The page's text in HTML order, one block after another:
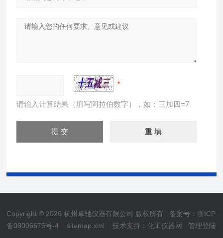
请输入计算结果（填写阿拉伯数字），如：三加四=7
Copyright © 2026 杭州卓驰仪器有限公司 版权所有 备案号：浙ICP
备08006675号-4
sitemap.xml 技术支持：化工仪器网 管理登陆